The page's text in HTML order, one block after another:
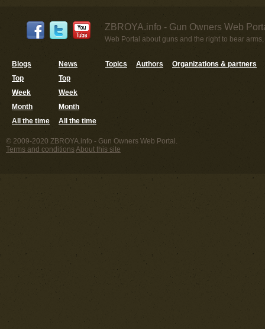
ZBROYA.info - Gun Owners Web
Web Portal about guns and the right to bear
Blogs
Top
Week
Month
All the time
News
Top
Week
Month
All the time
Topics Authors Organizations & partners
© 2009-2020 ZBROYA.info - Gun Owners Web Portal.
Terms and conditionsAbout this site